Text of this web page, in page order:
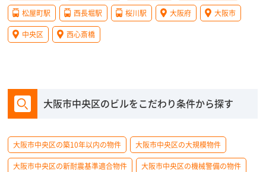
松屋町駅 西長堀駅 桜川駅 大阪府 大阪市
中央区 西心斎橋
大阪市中央区のビルをこだわり条件から探す
大阪市中央区の築10年以内の物件 大阪市中央区の大規模物件
大阪市中央区の新耐震基準適合物件 大阪市中央区の機械警備の物件